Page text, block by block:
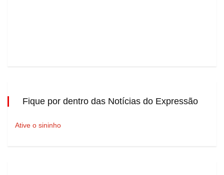
Fique por dentro das Notícias do Expressão
Ative o sininho